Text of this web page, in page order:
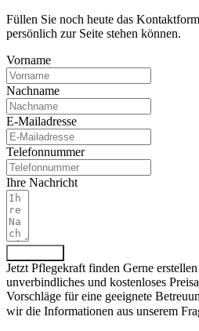
Füllen Sie noch heute das
persönlich zur Seite stehen können.
Vorname
Nachname
E-Mailadresse
Telefonnummer
Ihre Nachricht
Jetzt Pflegekraft finden Gerne
unverbindliches und kostenloses
Vorschläge für eine geeignete
wir die Informationen aus unserem